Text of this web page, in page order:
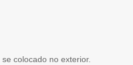
colocado no exterior.